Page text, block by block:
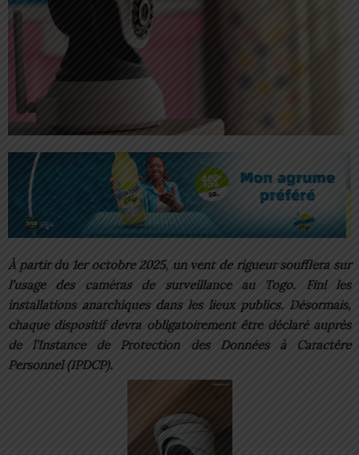
À partir du 1er octobre 2025, un vent de rigueur soufflera sur
l’usage des caméras de surveillance au Togo. Fini les
installations anarchiques dans les lieux publics. Désormais,
chaque dispositif devra obligatoirement être déclaré auprès
de l’Instance de Protection des Données à Caractère
Personnel (IPDCP).